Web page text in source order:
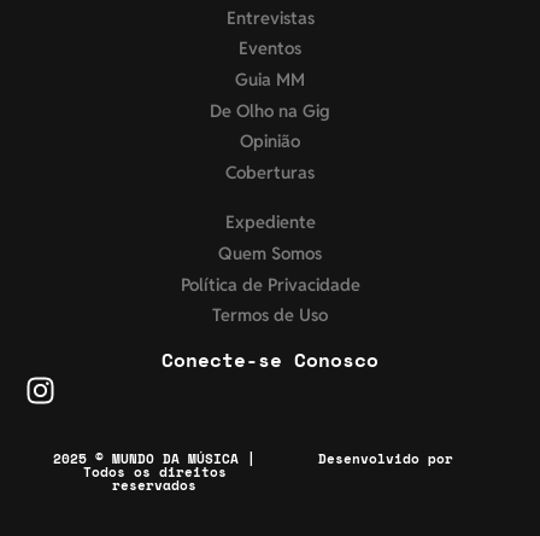
Entrevistas
Eventos
Guia MM
De Olho na Gig
Opinião
Coberturas
Expediente
Quem Somos
Política de Privacidade
Termos de Uso
Conecte-se Conosco
2025 © MUNDO DA MÚSICA |
Todos os direitos
reservados
Desenvolvido por